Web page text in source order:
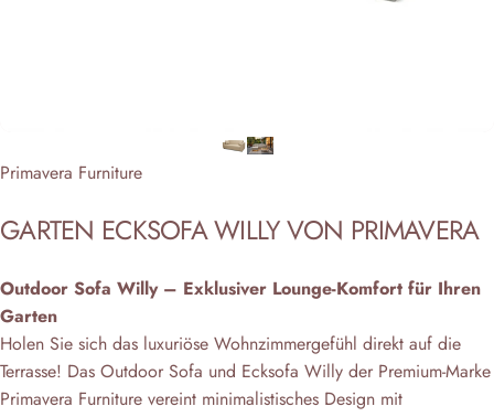
Anbieter:
Primavera Furniture
GARTEN ECKSOFAWILLYVON PRIMAVERA
Outdoor Sofa Willy – Exklusiver Lounge-Komfort für Ihren
Garten
Holen Sie sich das luxuriöse Wohnzimmergefühl direkt auf die
Terrasse! Das Outdoor Sofa und Ecksofa Willy der Premium-Marke
Primavera Furniture vereint minimalistisches Design mit